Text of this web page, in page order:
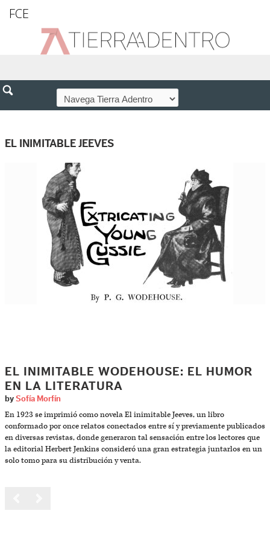
FCE
EL INIMITABLE JEEVES
EL INIMITABLE WODEHOUSE: EL HUMOR
EN LA LITERATURA
by Sofía Morfín
En 1923 se imprimió como novela El inimitable Jeeves, un libro
conformado por once relatos conectados entre sí y previamente publicados
en diversas revistas, donde generaron tal sensación entre los lectores que
la editorial Herbert Jenkins consideró una gran estrategia juntarlos en un
solo tomo para su distribución y venta.